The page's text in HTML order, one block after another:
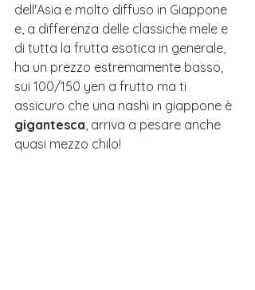
dell'Asia e molto diffuso in Giappone
e, a differenza delle classiche mele e
di tutta la frutta esotica in generale,
ha un prezzo estremamente basso,
sui 100/150 yen a frutto ma ti
assicuro che una nashi in giappone è
gigantesca , arriva a pesare anche
quasi mezzo chilo!